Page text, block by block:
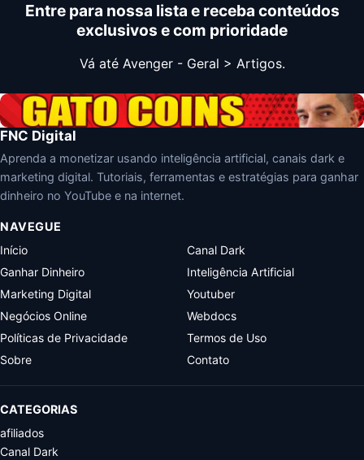
Entre para nossa lista e receba conteúdos
exclusivos e com prioridade
Vá até Avenger - Geral > Artigos.
FNC Digital
Aprenda a monetizar usando inteligência artificial, canais dark e
marketing digital. Tutoriais, ferramentas e estratégias para ganhar
dinheiro no YouTube e na internet.
NAVEGUE
Início
Canal Dark
Ganhar Dinheiro
Inteligência Artificial
Marketing Digital
Youtuber
Negócios Online
Webdocs
Políticas de Privacidade
Termos de Uso
Sobre
Contato
CATEGORIAS
afiliados
Canal Dark